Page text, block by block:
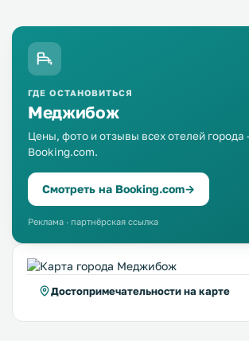
ГДЕ ОСТАНОВИТЬСЯ
Меджибож
Цены, фото и отзывы всех отелей города
Booking.com.
Смотреть на Booking.com→
Реклама · партнёрская ссылка
Достопримечательности на карте